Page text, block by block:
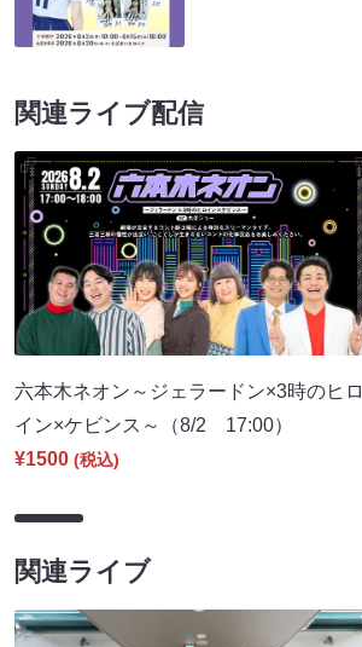
関連ライブ配信
六本木ネオン～ジェラードン×3時のヒロ
イン×ケビンス～（8/2 17:00）
¥1500 (税込)
関連ライブ